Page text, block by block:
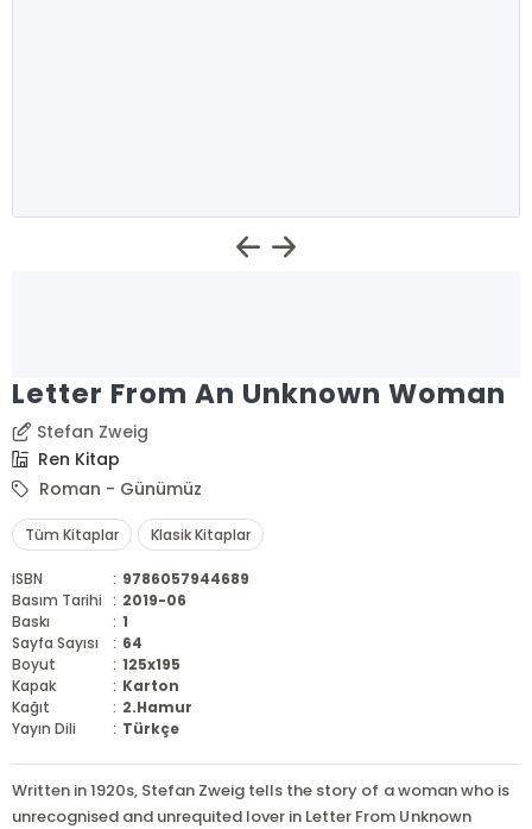
Letter From An Unknown Woman
Stefan Zweig
Ren Kitap
Roman - Günümüz
Tüm Kitaplar Klasik Kitaplar
ISBN : 9786057944689
Basım Tarihi : 2019-06
Baskı
: 1
Sayfa Sayısı
: 64
Boyut
: 125x195
Kapak
: Karton
Kağıt
: 2.Hamur
Yayın Dili
: Türkçe
Written in 1920s, Stefan Zweig tells the story of a woman who is
unrecognised and unrequited lover in Letter From Unknown